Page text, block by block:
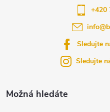
Možná hledáte
info@
+420
Sledujte
Sledujte